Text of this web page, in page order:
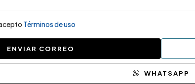
Términos de uso
ENVIAR CORREO
WHATSAPP